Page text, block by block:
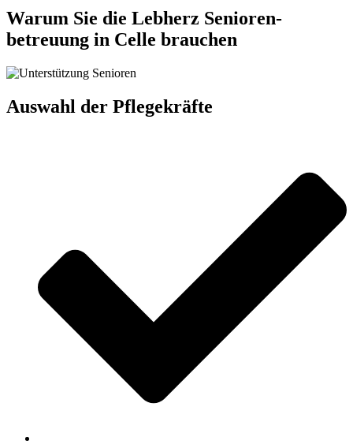
Warum Sie die Lebherz Senioren­
betreuung in Celle brauchen
Auswahl der Pflegekräfte